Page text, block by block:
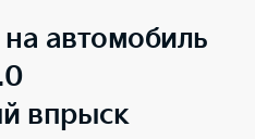
автомобиль
впрыск